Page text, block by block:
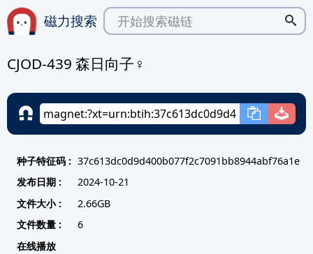
磁力搜索
CJOD-439 森日向子♀
种子特征码 : 37c613dc0d9d400b077f2c7091bb8944abf76a1e
发布日期 :
2024-10-21
文件大小 :
2.66GB
文件数量 :
6
在线播放